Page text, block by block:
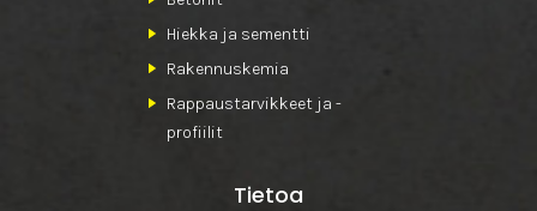
Hiekka ja sementti
Rakennuskemia
Rappaustarvikkeet ja -
profiilit
Tietoa